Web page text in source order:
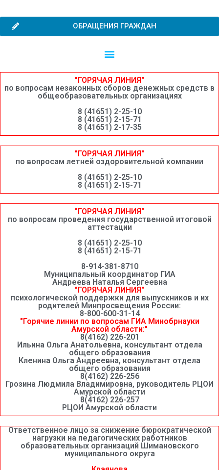
ОБРАЩЕНИЯ ГРАЖДАН
"ГОРЯЧАЯ ЛИНИЯ"
по вопросам незаконных сборов денежных средств в
общеобразовательных организациях
8 (41651) 2-25-10
8 (41651) 2-15-71
8 (41651) 2-17-35
"ГОРЯЧАЯ ЛИНИЯ"
по вопросам летней оздоровительной компании
8 (41651) 2-25-10
8 (41651) 2-15-71
"ГОРЯЧАЯ ЛИНИЯ"
по вопросам проведения государственной итоговой
аттестации
8 (41651) 2-25-10
8 (41651) 2-15-71
8-914-381-8710
Муниципальный координатор ГИА
Андреева Наталья Сергеевна
"ГОРЯЧАЯ ЛИНИЯ"
психологической поддержки для выпускников и их
родителей Минпросвещения России:
8-800-600-31-14
"Горячие линии по вопросам ГИА Минобрнауки
Амурской области:"
8(4162) 226-201
Ильина Ольга Анатольевна, консультант отдела
общего образования
Кленина Ольга Андреевна, консультант отдела
общего образования
8(4162) 226-256
Грозина Людмила Владимировна, руководитель РЦОИ
Амурской области
8(4162) 226-257
РЦОИ Амурской области
Ответственное лицо за снижение бюрократической
нагрузки на педагогических работников
образовательных организаций Шимановского
муниципального округа